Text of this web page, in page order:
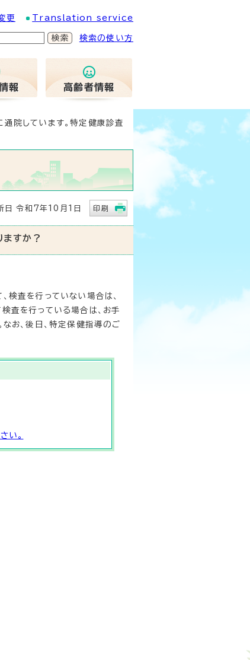
更 Translation service
検索の使い方
院しています。特定健康診査
令和7年10月1日 印刷
ますか？
検査を行っていない場合は、
査を行っている場合は、お手
お、後日、特定保健指導のご
い。